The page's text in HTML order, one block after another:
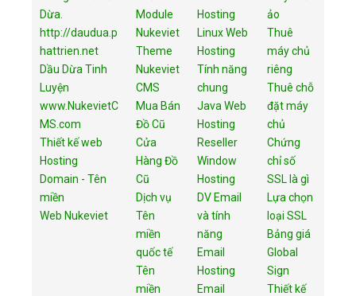
Dừa.
http://daudua.p
hattrien.net
Dầu Dừa Tinh
Luyện
www.NukevietC
MS.com
Thiết kế web
Hosting
Domain - Tên
miền
Web Nukeviet
Module
Nukeviet
Theme
Nukeviet
CMS
Mua Bán
Đồ Cũ
Cửa
Hàng Đồ
Cũ
Dịch vụ
Tên
miền
quốc tế
Tên
miền
Hosting
Linux Web
Hosting
Tính năng
chung
Java Web
Hosting
Reseller
Window
Hosting
DV Email
và tính
năng
Email
Hosting
Email
ảo
Thuê
máy chủ
riêng
Thuê chỗ
đặt máy
chủ
Chứng
chỉ số
SSL là gì
Lựa chọn
loại SSL
Bảng giá
Global
Sign
Thiết kế